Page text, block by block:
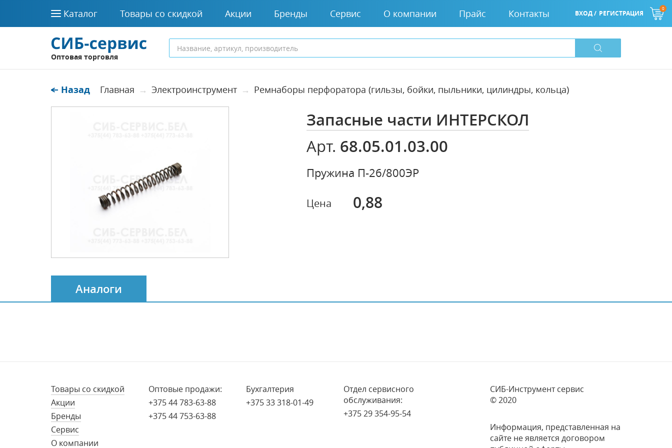
Каталог Товары со скидкой Акции Бренды Сервис О компании Прайс Контакты ВХОД / РЕГИСТРАЦИЯ
0
Оптовая торговля
Назад Главная Электроинструмент Ремнаборы перфоратора (гильзы, бойки, пыльники, цилиндры, кольца)
Запасные части ИНТЕРСКОЛ
Арт. 68.05.01.03.00
Пружина П-26/800ЭР
Цена 0,88
Аналоги
Товары со скидкой
Акции
Бренды
Сервис
О компании
Оптовые продажи:
+375 44 783-63-88
+375 44 753-63-88
Бухгалтерия
+375 33 318-01-49
Отдел сервисного
обслуживания:
+375 29 354-95-54
СИБ-Инструмент сервис
© 2020
Информация, представленная на
сайте не является договором